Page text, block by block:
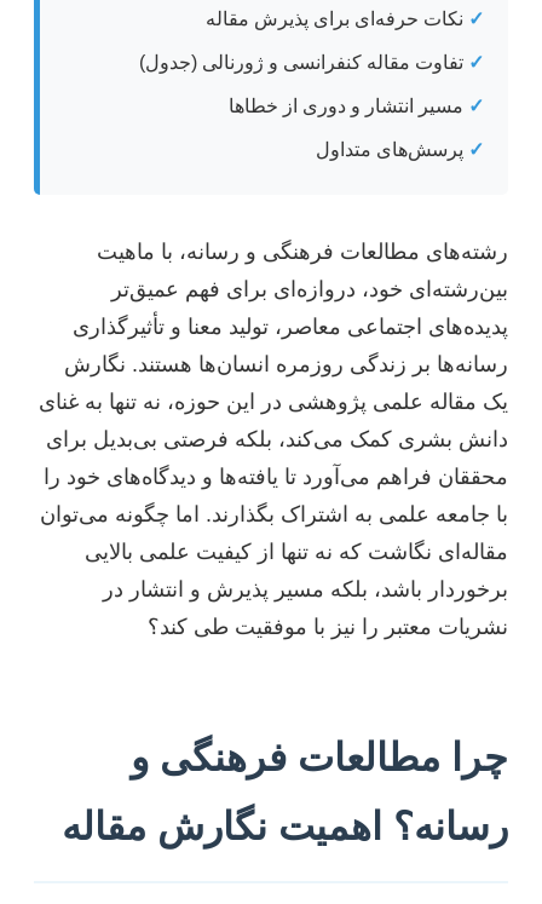
✓ نکات حرفه‌ای برای پذیرش مقاله
✓ تفاوت مقاله کنفرانسی و ژورنالی (جدول)
✓ مسیر انتشار و دوری از خطاها
✓ پرسش‌های متداول
رشته‌های مطالعات فرهنگی و رسانه، با ماهیت
بین‌رشته‌ای خود، دروازه‌ای برای فهم عمیق‌تر
پدیده‌های اجتماعی معاصر، تولید معنا و تأثیرگذاری
رسانه‌ها بر زندگی روزمره انسان‌ها هستند. نگارش
یک مقاله علمی پژوهشی در این حوزه، نه تنها به غنای
دانش بشری کمک می‌کند، بلکه فرصتی بی‌بدیل برای
محققان فراهم می‌آورد تا یافته‌ها و دیدگاه‌های خود را
با جامعه علمی به اشتراک بگذارند. اما چگونه می‌توان
مقاله‌ای نگاشت که نه تنها از کیفیت علمی بالایی
برخوردار باشد، بلکه مسیر پذیرش و انتشار در
نشریات معتبر را نیز با موفقیت طی کند؟
چرا مطالعات فرهنگی و
رسانه؟ اهمیت نگارش مقاله